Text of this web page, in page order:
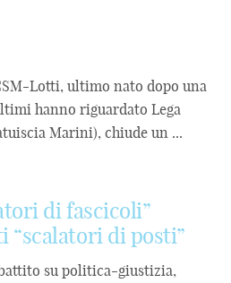
Lotti, ultimo nato dopo una
hanno riguardato Lega
Marini), chiude un ...
di fascicoli”
“scalatori di posti”
su politica-giustizia,